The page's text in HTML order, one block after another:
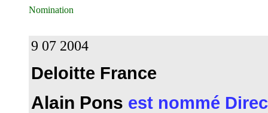
Nomination
9 07 2004
Deloitte France
Alain Pons est nommé